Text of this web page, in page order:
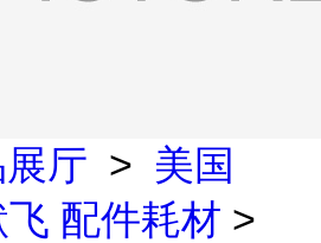
厅 > 美国
配件耗材 >